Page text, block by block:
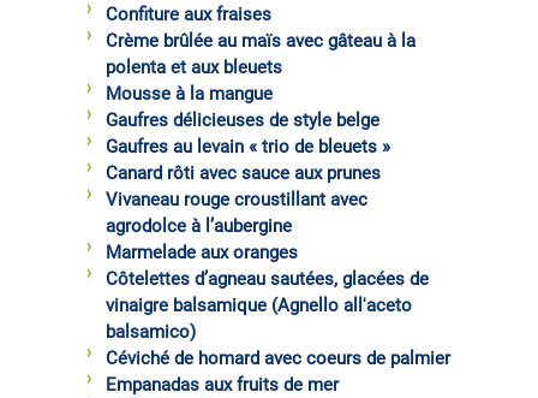
Confiture aux fraises
Crème brûlée au maïs avec gâteau à la
polenta et aux bleuets
Mousse à la mangue
Gaufres délicieuses de style belge
Gaufres au levain « trio de bleuets »
Canard rôti avec sauce aux prunes
Vivaneau rouge croustillant avec
agrodolce à l’aubergine
Marmelade aux oranges
Côtelettes d’agneau sautées, glacées de
vinaigre balsamique (Agnello all'aceto
balsamico)
Céviché de homard avec coeurs de palmier
Empanadas aux fruits de mer